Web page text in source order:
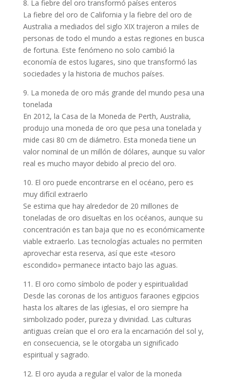
8. La fiebre del oro transformó países enteros
La fiebre del oro de California y la fiebre del oro de
Australia a mediados del siglo XIX trajeron a miles de
personas de todo el mundo a estas regiones en busca
de fortuna. Este fenómeno no solo cambió la
economía de estos lugares, sino que transformó las
sociedades y la historia de muchos países.
9. La moneda de oro más grande del mundo pesa una
tonelada
En 2012, la Casa de la Moneda de Perth, Australia,
produjo una moneda de oro que pesa una tonelada y
mide casi 80 cm de diámetro. Esta moneda tiene un
valor nominal de un millón de dólares, aunque su valor
real es mucho mayor debido al precio del oro.
10. El oro puede encontrarse en el océano, pero es
muy difícil extraerlo
Se estima que hay alrededor de 20 millones de
toneladas de oro disueltas en los océanos, aunque su
concentración es tan baja que no es económicamente
viable extraerlo. Las tecnologías actuales no permiten
aprovechar esta reserva, así que este «tesoro
escondido» permanece intacto bajo las aguas.
11. El oro como símbolo de poder y espiritualidad
Desde las coronas de los antiguos faraones egipcios
hasta los altares de las iglesias, el oro siempre ha
simbolizado poder, pureza y divinidad. Las culturas
antiguas creían que el oro era la encarnación del sol y,
en consecuencia, se le otorgaba un significado
espiritual y sagrado.
12. El oro ayuda a regular el valor de la moneda